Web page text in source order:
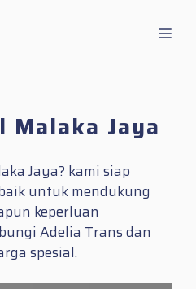
Malaka Jaya
Jaya? kami siap
untuk mendukung
keperluan
Adelia Trans dan
spesial.